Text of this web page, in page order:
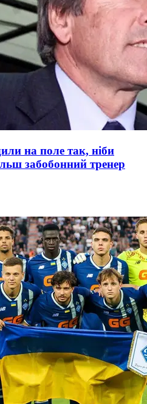
на поле так, ніби
забобонний тренер